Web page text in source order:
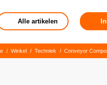
Alle artikelen
/ Winkel / Techniek / Conveyor